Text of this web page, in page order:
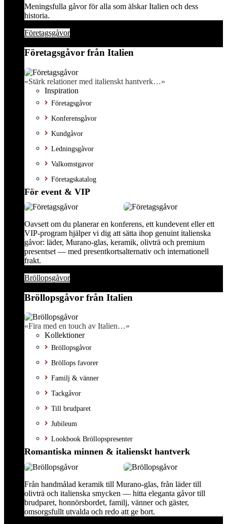
Meningsfulla gåvor för alla som älskar Italien och dess
historia.
Företagsgåvor
Företagsgåvor från Italien
«Stärk relationer med italienskt hantverk…»
Inspiration
Företagsgåvor
Konferensgåvor
Kundgåvor
Ledningsgåvor
Valkomstgavor
Företagskatalog
För event & VIP
Oavsett om du planerar en konferens, ett kundevent eller ett
VIP-program hjälper vi dig att sätta ihop genuint italienska
gåvor: läder, Murano-glas, keramik, olivträ och premium
presentset — med presentkortsalternativ och internationell
frakt.
Bröllopsgåvor
Bröllopsgåvor från Italien
«Fira med en touch av Italien…»
Kollektioner
Bröllopsgåvor
Bröllops favorer
Familj & vänner
Tackgåvor
Till brudparet
Jubileum
Lookbook Bröllopspresenter
Romantiska minnen & italienskt hantverk
Från handmålad keramik till Murano-glas, från läder till
olivträ och italienska smycken — hitta eleganta gåvor till
brudparet, honnörsbordet, familj, vänner och gäster,
omsorgsfullt utvalda och redo att ge bort.